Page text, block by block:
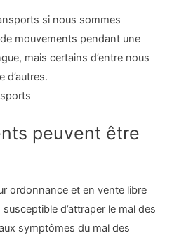
si nous sommes
mouvements pendant une
mais certains d’entre nous
d’autres.
peuvent être
ordonnance et en vente libre
d’attraper le mal des
symptômes du mal des